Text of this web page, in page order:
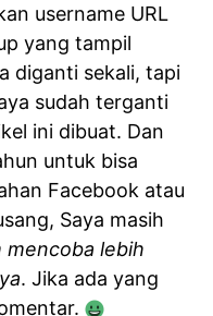
username URL
yang tampil
diganti sekali, tapi
sudah terganti
ini dibuat. Dan
untuk bisa
Facebook atau
Saya masih
mencoba lebih
. Jika ada yang